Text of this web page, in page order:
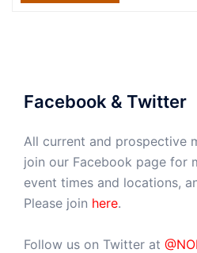
Facebook & Twitter
All current and prospective
join our Facebook page for
event times and locations,
Please join here.
Follow us on Twitter at